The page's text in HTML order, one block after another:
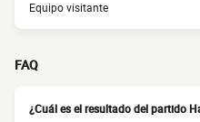
Equipo visitante
FAQ
¿Cuál es el resultado del partido